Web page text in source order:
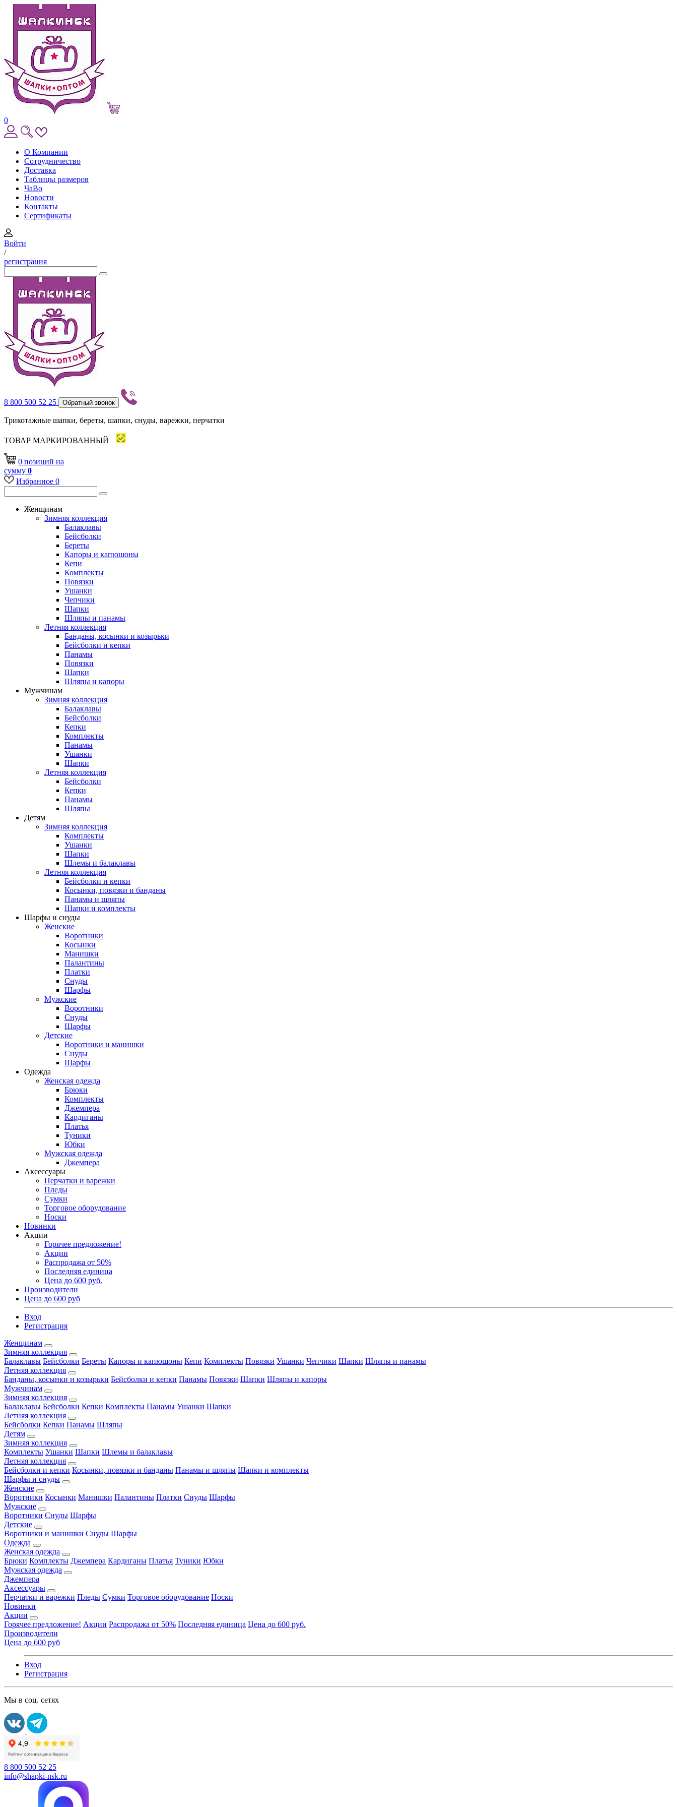
0
О Компании
Сотрудничество
Доставка
Таблицы размеров
ЧаВо
Новости
Контакты
Сертификаты
Войти
/
регистрация
8 800 500 52 25 Обратный звонок
Трикотажные шапки, береты, шапки, снуды, варежки, перчатки
ТОВАР МАРКИРОВАННЫЙ
0 позиций на
сумму 0
Избранное 0
Женщинам
Зимняя коллекция
Балаклавы
Бейсболки
Береты
Капоры и капюшоны
Кепи
Комплекты
Повязки
Ушанки
Чепчики
Шапки
Шляпы и панамы
Летняя коллекция
Банданы, косынки и козырьки
Бейсболки и кепки
Панамы
Повязки
Шапки
Шляпы и капоры
Мужчинам
Зимняя коллекция
Балаклавы
Бейсболки
Кепки
Комплекты
Панамы
Ушанки
Шапки
Летняя коллекция
Бейсболки
Кепки
Панамы
Шляпы
Детям
Зимняя коллекция
Комплекты
Ушанки
Шапки
Шлемы и балаклавы
Летняя коллекция
Бейсболки и кепки
Косынки, повязки и банданы
Панамы и шляпы
Шапки и комплекты
Шарфы и снуды
Женские
Воротники
Косынки
Манишки
Палантины
Платки
Снуды
Шарфы
Мужские
Воротники
Снуды
Шарфы
Детские
Воротники и манишки
Снуды
Шарфы
Одежда
Женская одежда
Брюки
Комплекты
Джемпера
Кардиганы
Платья
Туники
Юбки
Мужская одежда
Джемпера
Аксессуары
Перчатки и варежки
Пледы
Сумки
Торговое оборудование
Носки
Новинки
Акции
Горячее предложение!
Акции
Распродажа от 50%
Последняя единица
Цена до 600 руб.
Производители
Цена до 600 руб
Вход
Регистрация
Женщинам
Зимняя коллекция
Балаклавы Бейсболки Береты Капоры и капюшоны Кепи Комплекты Повязки Ушанки Чепчики Шапки Шляпы и панамы
Летняя коллекция
Банданы, косынки и козырьки Бейсболки и кепки Панамы Повязки Шапки Шляпы и капоры
Мужчинам
Зимняя коллекция
Балаклавы Бейсболки Кепки Комплекты Панамы Ушанки Шапки
Летняя коллекция
Бейсболки Кепки Панамы Шляпы
Детям
Зимняя коллекция
Комплекты Ушанки Шапки Шлемы и балаклавы
Летняя коллекция
Бейсболки и кепки Косынки, повязки и банданы Панамы и шляпы Шапки и комплекты
Шарфы и снуды
Женские
Воротники Косынки Манишки Палантины Платки Снуды Шарфы
Мужские
Воротники Снуды Шарфы
Детские
Воротники и манишки Снуды Шарфы
Одежда
Женская одежда
Брюки Комплекты Джемпера Кардиганы Платья Туники Юбки
Мужская одежда
Джемпера
Аксессуары
Перчатки и варежки Пледы Сумки Торговое оборудование Носки
Новинки
Акции
Горячее предложение! Акции Распродажа от 50% Последняя единица Цена до 600 руб.
Производители
Цена до 600 руб
Вход
Регистрация
Мы в соц. сетях
8 800 500 52 25
info@shapki-nsk.ru